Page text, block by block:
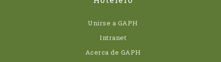
Unirse a GAPH
Intranet
Acerca de GAPH